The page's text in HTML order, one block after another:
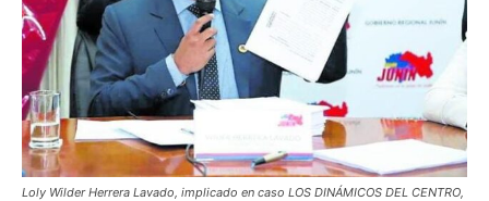
Loly Wilder Herrera Lavado, implicado en caso LOS DINÁMICOS DEL CENTRO,